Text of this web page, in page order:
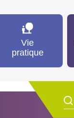
Vie
pratique